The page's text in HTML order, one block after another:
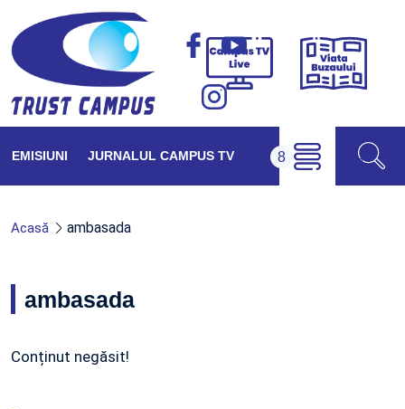
Campus
Viața
EMISIUNI JURNALUL CAMPUS TV
Acasă ambasada
ambasada
Conținut negăsit!